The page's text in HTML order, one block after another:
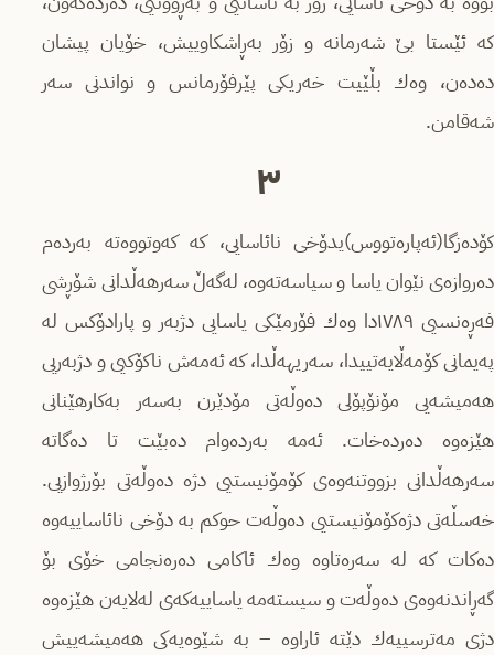
كە ئێستا بێ شەرمانە و زۆر بەڕاشكاوییش، خۆیان پیشان
دەدەن، وەك بڵێیت خەریكی پێرفۆرمانس و نواندنی سەر
شەقامن.
٣
كۆدەزگا(ئەپارەتووس)یدۆخی نائاسایی، كە كەوتووەتە بەردەم
دەروازەى نێوان یاسا و سیاسەتەوە، لەگەڵ سەرهەڵدانی شۆڕشی
فەڕەنسیی ١٧٨٩دا وەك فۆرمێكی یاسایی دژبەر و پارادۆكس لە
پەیمانی كۆمەڵایەتییدا، سەریهەڵدا، كە ئەمەش ناكۆكیی و دژبەریی
هەمیشەیی مۆنۆپۆلی دەوڵەتی مۆدێرن بەسەر بەكارهێنانی
هێزەوە دەردەخات. ئەمە بەردەوام دەبێت تا دەگاتە
سەرهەڵدانی بزووتنەوەى كۆمۆنیستیی دژە دەوڵەتی بۆرژوازیی.
خەسڵەتی دژەكۆمۆنیستیی دەوڵەت حوكم بە دۆخی نائاساییەوە
دەكات كە لە سەرەتاوە وەك ئاكامی دەرەنجامی خۆی بۆ
گەڕاندنەوەی دەوڵەت و سیستەمە یاساییەكەى لەلایەن هێزەوە
دژی مەترسییەك دێتە ئاراوە – بە شێوەیەكی هەمیشەییش